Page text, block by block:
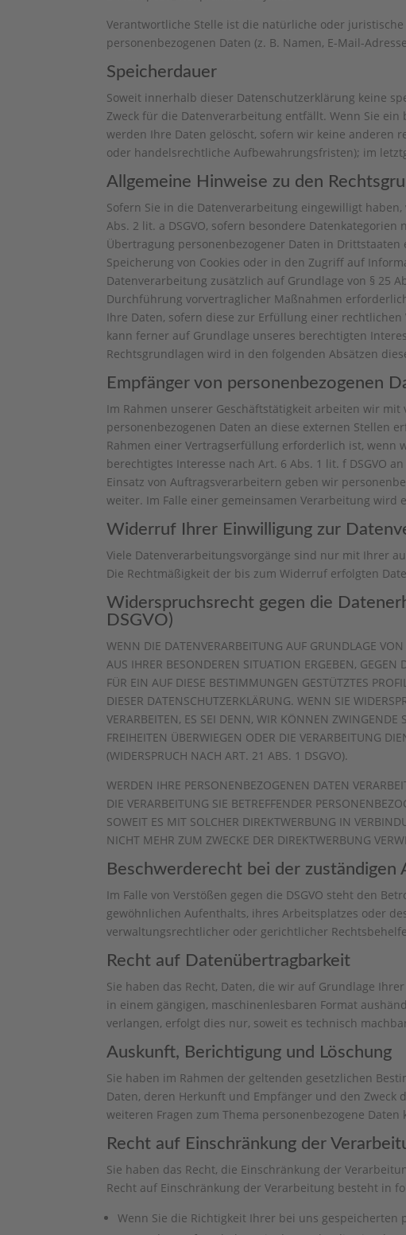
Verantwortliche Stelle ist die natürliche oder
personenbezogenen Daten (z. B. Namen, E-Mail-
Speicherdauer
Soweit innerhalb dieser Datenschutzerklärung keine
Zweck für die Datenverarbeitung entfällt. Wenn Sie
werden Ihre Daten gelöscht, sofern wir keine anderen
oder handelsrechtliche Aufbewahrungsfristen); im
Allgemeine Hinweise zu den
Sofern Sie in die Datenverarbeitung eingewilligt
Abs. 2 lit. a DSGVO, sofern besondere
Übertragung personenbezogener Daten in
Speicherung von Cookies oder in den Zugriff auf
Datenverarbeitung zusätzlich auf Grundlage von § 25
Durchführung vorvertraglicher Maßnahmen
Ihre Daten, sofern diese zur Erfüllung einer
kann ferner auf Grundlage unseres berechtigten
Rechtsgrundlagen wird in den folgenden Absätzen
Empfänger von personenbezogenen
Im Rahmen unserer Geschäftstätigkeit arbeiten wir
personenbezogenen Daten an diese externen Stellen
Rahmen einer Vertragserfüllung erforderlich ist, wenn
berechtigtes Interesse nach Art. 6 Abs. 1 lit. f DSGVO
Einsatz von Auftragsverarbeitern geben wir
weiter. Im Falle einer gemeinsamen Verarbeitung wird
Widerruf Ihrer Einwilligung zur
Viele Datenverarbeitungsvorgänge sind nur mit Ihrer
Die Rechtmäßigkeit der bis zum Widerruf erfolgten
Widerspruchsrecht gegen die
DSGVO)
WENN DIE DATENVERARBEITUNG AUF GRUNDLAGE
AUS IHRER BESONDEREN SITUATION ERGEBEN,
FÜR EIN AUF DIESE BESTIMMUNGEN GESTÜTZTES
DIESER DATENSCHUTZERKLÄRUNG. WENN SIE
VERARBEITEN, ES SEI DENN, WIR KÖNNEN ZWINGENDE
FREIHEITEN ÜBERWIEGEN ODER DIE VERARBEITUNG
(WIDERSPRUCH NACH ART. 21 ABS. 1 DSGVO).
WERDEN IHRE PERSONENBEZOGENEN DATEN
DIE VERARBEITUNG SIE BETREFFENDER
SOWEIT ES MIT SOLCHER DIREKTWERBUNG IN
NICHT MEHR ZUM ZWECKE DER DIREKTWERBUNG
Beschwerde­recht bei der zuständigen
Im Falle von Verstößen gegen die DSGVO steht den
gewöhnlichen Aufenthalts, ihres Arbeitsplatzes oder
verwaltungsrechtlicher oder gerichtlicher
Recht auf Daten­übertrag­barkeit
Sie haben das Recht, Daten, die wir auf Grundlage
in einem gängigen, maschinenlesbaren Format
verlangen, erfolgt dies nur, soweit es technisch
Auskunft, Berichtigung und Löschung
Sie haben im Rahmen der geltenden gesetzlichen
Daten, deren Herkunft und Empfänger und den Zweck
weiteren Fragen zum Thema personenbezogene
Recht auf Einschränkung der
Sie haben das Recht, die Einschränkung der
Recht auf Einschränkung der Verarbeitung besteht in
Wenn Sie die Richtigkeit Ihrer bei uns